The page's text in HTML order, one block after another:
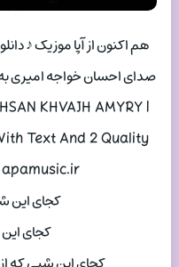
هم اکنون از آپا موزیک ♪
صدای احسان خواجه امیری
KHVAJH AMYRY |
Text And 2 Quality
کجای این
کجای این